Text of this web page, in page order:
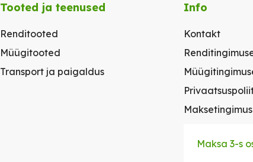
Tooted ja teenused
Renditooted
Müügitooted
Transport ja paigaldus
Info
Kontakt
Maksa 3-s